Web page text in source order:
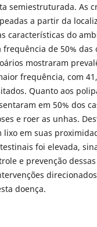
semiestruturada. As
a partir da
características do
de 50% das
mostraram
frequência, com
Quanto aos
em 50% dos
e roer as unhas.
em suas
foi elevada,
e prevenção
doença.